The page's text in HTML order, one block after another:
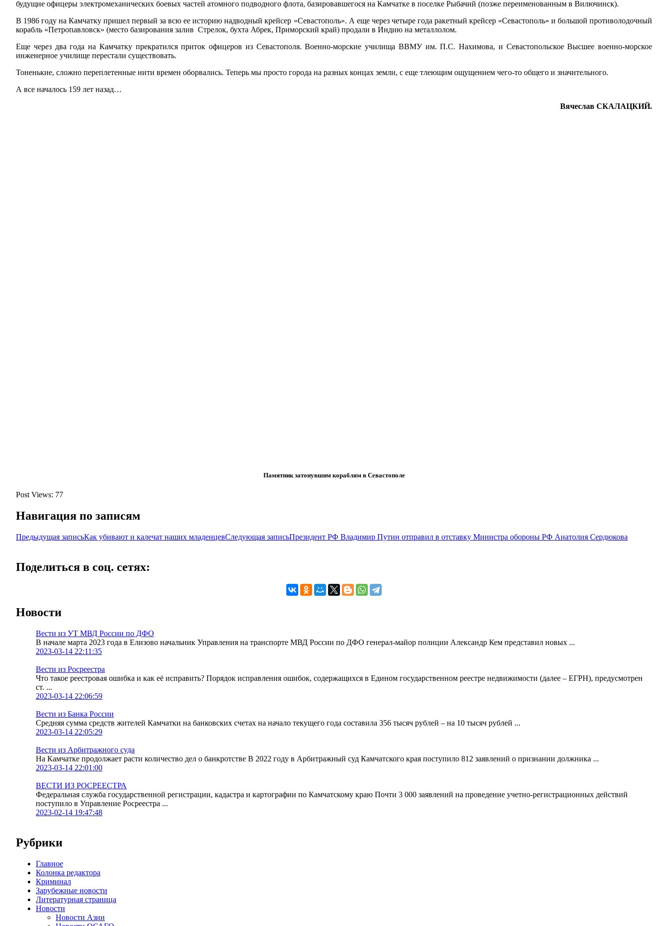
будущие офицеры электромеханических боевых частей атомного подводного флота, базировавшегося на Камчатке в поселке Рыбачий (позже переименованным в Вилючинск).
В 1986 году на Камчатку пришел первый за всю ее историю надводный крейсер «Севастополь». А еще через четыре года ракетный крейсер «Севастополь» и большой противолодочный
корабль «Петропавловск» (место базирования залив Стрелок, бухта Абрек, Приморский край) продали в Индию на металлолом.
Еще через два года на Камчатку прекратился приток офицеров из Севастополя. Военно-морские училища ВВМУ им. П.С. Нахимова, и Севастопольское Высшее военно-морское
инженерное училище перестали существовать.
Тоненькие, сложно переплетенные нити времен оборвались. Теперь мы просто города на разных концах земли, с еще тлеющим ощущением чего-то общего и значительного.
А все началось 159 лет назад…
Вячеслав СКАЛАЦКИЙ.
Памятник затонувшим кораблям в Севастополе
Post Views: 77
Навигация по записям
Предыдущая записьКак убивают и калечат наших младенцевСледующая записьПрезидент РФ Владимир Путин отправил в отставку Министра обороны РФ Анатолия Сердюкова
Поделиться в соц. сетях:
Новости
Вести из УТ МВД России по ДФО
В начале марта 2023 года в Елизово начальник Управления на транспорте МВД России по ДФО генерал-майор полиции Александр Кем представил новых ...
2023-03-14 22:11:35
Вести из Росреестра
Что такое реестровая ошибка и как её исправить? Порядок исправления ошибок, содержащихся в Едином государственном реестре недвижимости (далее – ЕГРН), предусмотрен
ст. ...
2023-03-14 22:06:59
Вести из Банка России
Средняя сумма средств жителей Камчатки на банковских счетах на начало текущего года составила 356 тысяч рублей – на 10 тысяч рублей ...
2023-03-14 22:05:29
Вести из Арбитражного суда
На Камчатке продолжает расти количество дел о банкротстве В 2022 году в Арбитражный суд Камчатского края поступило 812 заявлений о признании должника ...
2023-03-14 22:01:00
ВЕСТИ ИЗ РОСРЕЕСТРА
Федеральная служба государственной регистрации, кадастра и картографии по Камчатскому краю Почти 3 000 заявлений на проведение учетно-регистрационных действий
поступило в Управление Росреестра ...
2023-02-14 19:47:48
Рубрики
Главное
Колонка редактора
Криминал
Зарубежные новости
Литературная страница
Новости
Новости Азии